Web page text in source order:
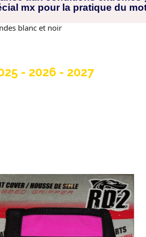
mx pour la pratique du
blanc et noir
- 2026 - 2027